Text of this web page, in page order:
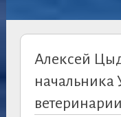
Алексей
начальника